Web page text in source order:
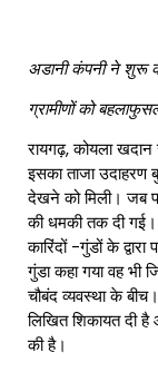
अडानी कंपनी ने शुरू
ग्रामीणों को
रायगढ़, कोयला
इसका ताजा उदाहरण
देखने को मिली। जब
की धमकी तक दी
कारिंदों -गुंडों के
गुंडा कहा गया वह भी
चौबंद व्यवस्था के
लिखित शिकायत दी है
की है।